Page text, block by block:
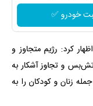
خودرو ✅
کرد: رژیم متجاوز و
و تجاوز آشکار به
از جمله زنان و کودکان را به